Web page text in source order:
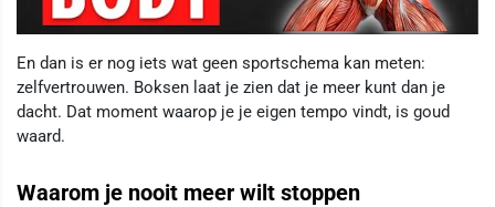
En dan is er nog iets wat geen sportschema kan meten:
zelfvertrouwen. Boksen laat je zien dat je meer kunt dan je
dacht. Dat moment waarop je je eigen tempo vindt, is goud
waard.
Waarom je nooit meer wilt stoppen